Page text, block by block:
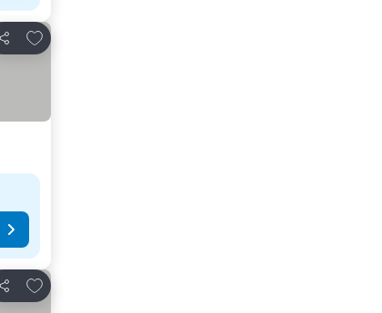
Teilen
Zu Favoriten hinzufügen
Teilen
Zu Favoriten hinzufügen